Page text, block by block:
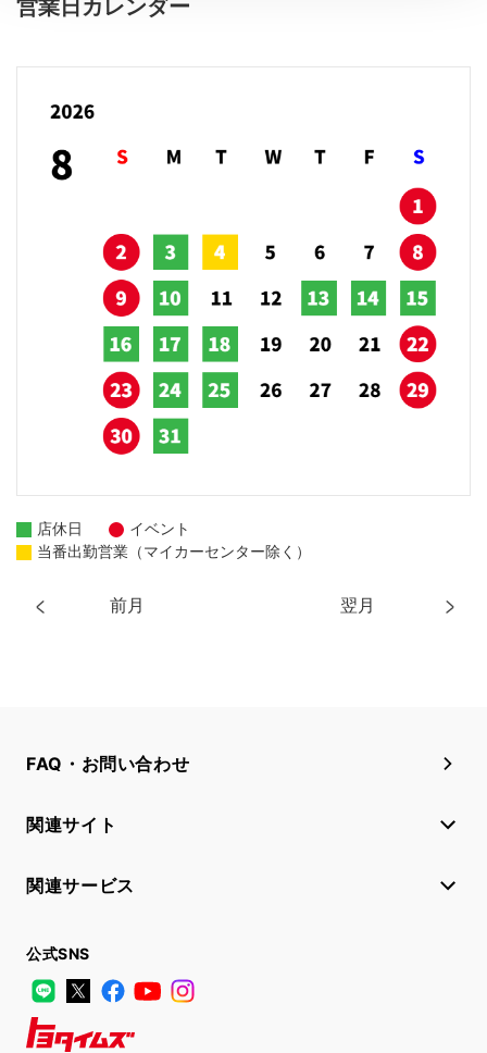
営業日カレンダー
前月 翌月
店休日
イベント
当番出勤営業（マイカーセンター除く）
FAQ・お問い合わせ
関連サイト
関連サービス
公式SNS
LINE
X FacebookYouTube